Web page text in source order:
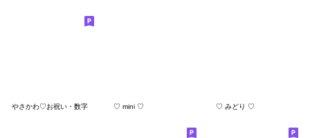
やさかわ♡お祝い・数字 ♡ mini ♡ ♡ みどり ♡